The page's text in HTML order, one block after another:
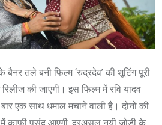
बैनर तले बनी फिल्म ‘रुद्रदेव’ की शूटिंग पूरी
की जाएगी। इस फिल्म में रवि यादव
एक साथ धमाल मचाने वाली है। दोनों की
में काफी पसंद आएगी, दरअसल नयी जोड़ी के